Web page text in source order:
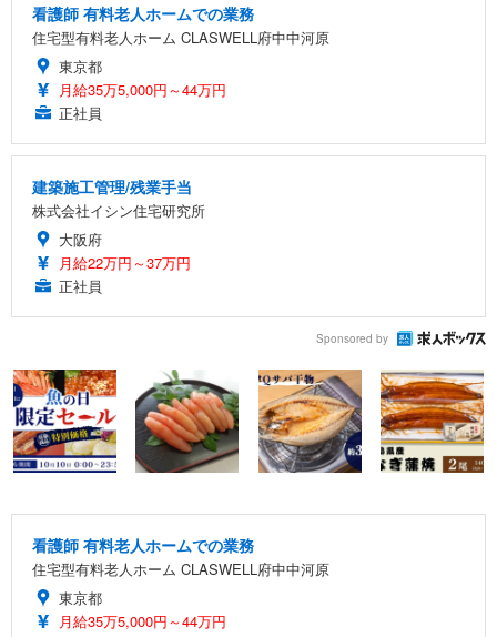
看護師 有料老人ホームでの業務
住宅型有料老人ホーム CLASWELL府中中河原
東京都
月給35万5,000円～44万円
正社員
建築施工管理/残業手当
株式会社イシン住宅研究所
大阪府
月給22万円～37万円
正社員
Sponsored by
看護師 有料老人ホームでの業務
住宅型有料老人ホーム CLASWELL府中中河原
東京都
月給35万5,000円～44万円